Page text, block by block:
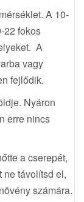
A 10-
22 fokos
A
vagy
fejlődik.
Nyáron
erre nincs
a cserepét,
ne távolítsd el,
számára.